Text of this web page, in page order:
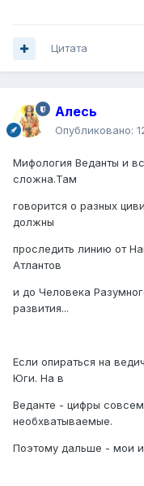
Цитата
Алесь
Опубликовано:
Мифология Веданты и
сложна.Там
говорится о разных
должны
проследить линию от
Атлантов
и до Человека
развития...
Если опираться на
Юги. На в
Веданте - цифры
необхватываемые.
Поэтому дальше - мои